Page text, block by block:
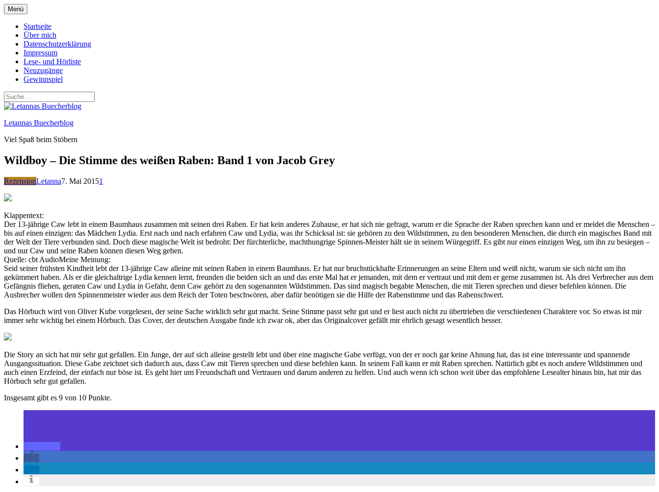
Zum
Inhalt
springen
Menü
Startseite
Über mich
Datenschutzerklärung
Impressum
Lese- und Hörliste
Neuzugänge
Gewinnspiel
Letannas Buecherblog
Viel Spaß beim Stöbern
Wildboy – Die Stimme des weißen Raben: Band 1 von Jacob Grey
RezensionLetanna7. Mai 20151
Klappentext:
Der 13-jährige Caw lebt in einem Baumhaus zusammen mit seinen drei Raben. Er hat kein anderes Zuhause, er hat sich nie gefragt, warum er die Sprache der Raben sprechen kann und er meidet die Menschen –
bis auf einen einzigen: das Mädchen Lydia. Erst nach und nach erfahren Caw und Lydia, was ihr Schicksal ist: sie gehören zu den Wildstimmen, zu den besonderen Menschen, die durch ein magisches Band mit
der Welt der Tiere verbunden sind. Doch diese magische Welt ist bedroht: Der fürchterliche, machthungrige Spinnen-Meister hält sie in seinem Würgegriff. Es gibt nur einen einzigen Weg, um ihn zu besiegen –
und nur Caw und seine Raben können diesen Weg gehen.
Quelle: cbt AudioMeine Meinung:
Seid seiner frühsten Kindheit lebt der 13-jährige Caw alleine mit seinen Raben in einem Baumhaus. Er hat nur bruchstückhafte Erinnerungen an seine Eltern und weiß nicht, warum sie sich nicht um ihn
gekümmert haben. Als er die gleichaltrige Lydia kennen lernt, freunden die beiden sich an und das erste Mal hat er jemanden, mit dem er vertraut und mit dem er gerne zusammen ist. Als drei Verbrecher aus dem
Gefängnis fliehen, geraten Caw und Lydia in Gefahr, denn Caw gehört zu den sogenannten Wildstimmen. Das sind magisch begabte Menschen, die mit Tieren sprechen und dieser befehlen können. Die
Ausbrecher wollen den Spinnenmeister wieder aus dem Reich der Toten beschwören, aber dafür benötigen sie die Hilfe der Rabenstimme und das Rabenschwert.
Das Hörbuch wird von Oliver Kube vorgelesen, der seine Sache wirklich sehr gut macht. Seine Stimme passt sehr gut und er liest auch nicht zu übertrieben die verschiedenen Charaktere vor. So etwas ist mir
immer sehr wichtig bei einem Hörbuch. Das Cover, der deutschen Ausgabe finde ich zwar ok, aber das Originalcover gefällt mir ehrlich gesagt wesentlich besser.
Die Story an sich hat mir sehr gut gefallen. Ein Junge, der auf sich alleine gestellt lebt und über eine magische Gabe verfügt, von der er noch gar keine Ahnung hat, das ist eine interessante und spannende
Ausgangssituation. Diese Gabe zeichnet sich dadurch aus, dass Caw mit Tieren sprechen und diese befehlen kann. In seinem Fall kann er mit Raben sprechen. Natürlich gibt es noch andere Wildstimmen und
auch einen Erzfeind, der einfach nur böse ist. Es geht hier um Freundschaft und Vertrauen und darum anderen zu helfen. Und auch wenn ich schon weit über das empfohlene Lesealter hinaus bin, hat mir das
Hörbuch sehr gut gefallen.
Insgesamt gibt es 9 von 10 Punkte.